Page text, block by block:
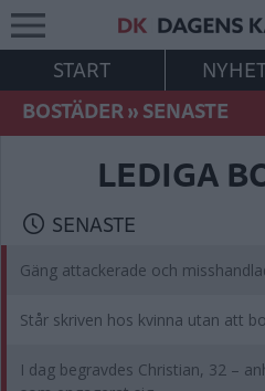
START
BOSTÄDER»SENASTE
LEDIGA
SENASTE
Gäng attackerade och
Står skriven hos kvinna utan att
I dag begravdes Christian, 32 –